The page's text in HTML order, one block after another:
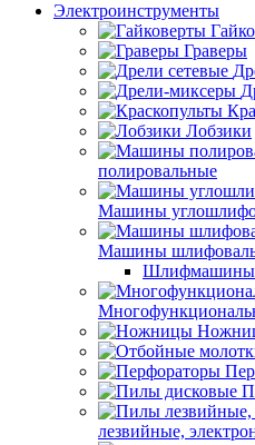
Электроинструменты
Граверы
Лобзики
полировальные
Машины
Машины
Шлифмашины
лезвийные,